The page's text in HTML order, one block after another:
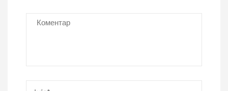
Коментар